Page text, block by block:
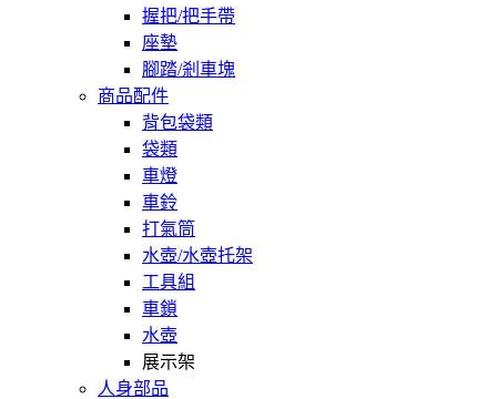
握把/把手帶
座墊
腳踏/剎車塊
商品配件
背包袋類
袋類
車燈
車鈴
打氣筒
水壺/水壺托架
工具組
車鎖
水壺
展示架
人身部品